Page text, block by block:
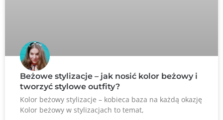
Beżowe stylizacje – jak nosić kolor beżowy i
tworzyć stylowe outfity?
Kolor beżowy stylizacje – kobieca baza na każdą okazję
Kolor beżowy w stylizacjach to temat,